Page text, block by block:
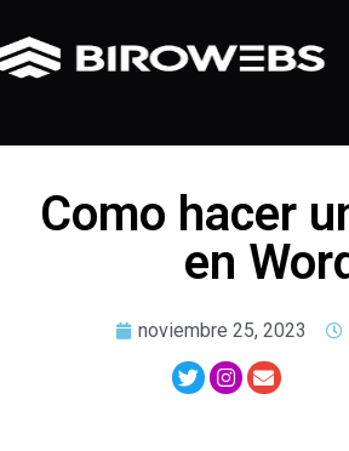
Como hacer
en
noviembre 25, 2023